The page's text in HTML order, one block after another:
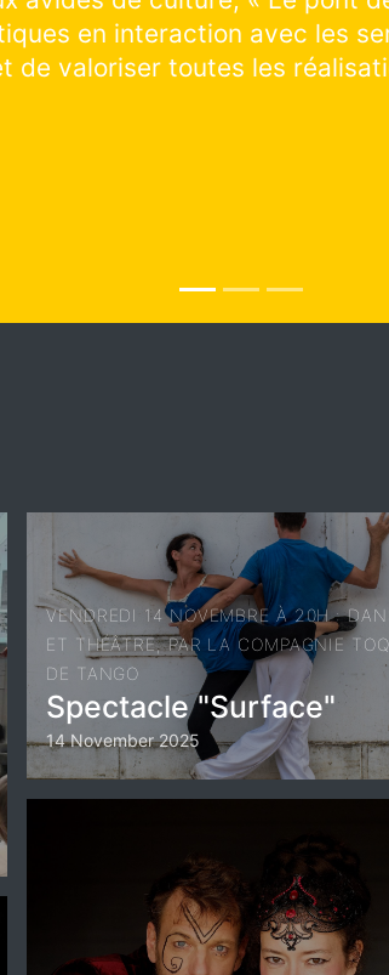
les projets artistiques
! Vous souhaitez visiter
tous les lieux culturels de la
VENDREDI 14 NOVEMBRE À 20H :
ET THÉÂTRE, PAR LA COMPAGNIE
DE TANGO
Spectacle "Surface"
14 November 2025